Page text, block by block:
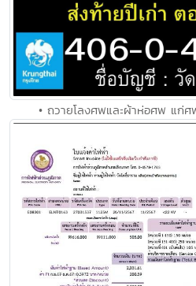
• ถวายโลงศพและผ้าห่อศพ แก่